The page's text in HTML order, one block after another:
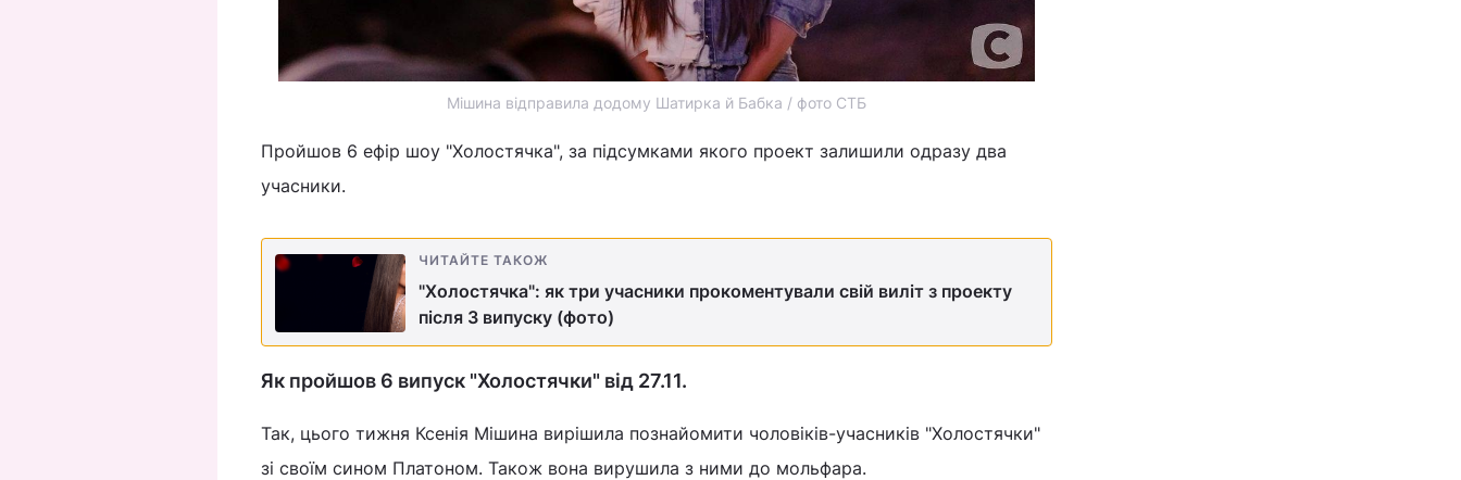
Мішина відправила додому Шатирка й Бабка / фото СТБ
Пройшов 6 ефір шоу "Холостячка", за підсумками якого проект залишили одразу два
учасники.
ЧИТАЙТЕ ТАКОЖ
"Холостячка": як три учасники прокоментували свій виліт з проекту
після 3 випуску (фото)
Як пройшов 6 випуск "Холостячки" від 27.11.
Так, цього тижня Ксенія Мішина вирішила познайомити чоловіків-учасників "Холостячки"
зі своїм сином Платоном. Також вона вирушила з ними до мольфара.